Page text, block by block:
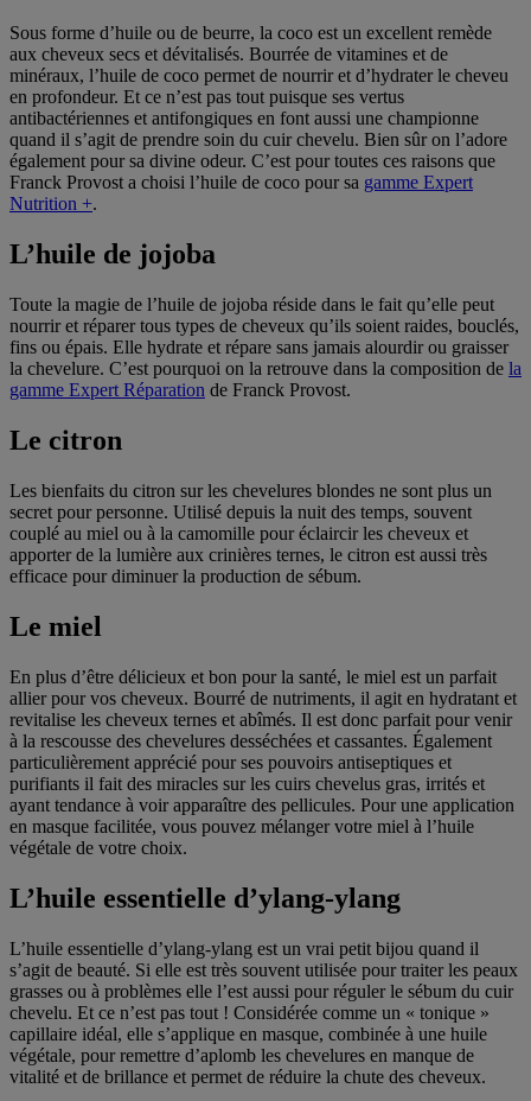
Sous forme d’huile ou de beurre, la coco est un excellent remède
aux cheveux secs et dévitalisés. Bourrée de vitamines et de
minéraux, l’huile de coco permet de nourrir et d’hydrater le cheveu
en profondeur. Et ce n’est pas tout puisque ses vertus
antibactériennes et antifongiques en font aussi une championne
quand il s’agit de prendre soin du cuir chevelu. Bien sûr on l’adore
également pour sa divine odeur. C’est pour toutes ces raisons que
Franck Provost a choisi l’huile de coco pour sa gamme Expert
Nutrition +.
L’huile de jojoba
Toute la magie de l’huile de jojoba réside dans le fait qu’elle peut
nourrir et réparer tous types de cheveux qu’ils soient raides, bouclés,
fins ou épais. Elle hydrate et répare sans jamais alourdir ou graisser
la chevelure. C’est pourquoi on la retrouve dans la composition de la
gamme Expert Réparation de Franck Provost.
Le citron
Les bienfaits du citron sur les chevelures blondes ne sont plus un
secret pour personne. Utilisé depuis la nuit des temps, souvent
couplé au miel ou à la camomille pour éclaircir les cheveux et
apporter de la lumière aux crinières ternes, le citron est aussi très
efficace pour diminuer la production de sébum.
Le miel
En plus d’être délicieux et bon pour la santé, le miel est un parfait
allier pour vos cheveux. Bourré de nutriments, il agit en hydratant et
revitalise les cheveux ternes et abîmés. Il est donc parfait pour venir
à la rescousse des chevelures desséchées et cassantes. Également
particulièrement apprécié pour ses pouvoirs antiseptiques et
purifiants il fait des miracles sur les cuirs chevelus gras, irrités et
ayant tendance à voir apparaître des pellicules. Pour une application
en masque facilitée, vous pouvez mélanger votre miel à l’huile
végétale de votre choix.
L’huile essentielle d’ylang-ylang
L’huile essentielle d’ylang-ylang est un vrai petit bijou quand il
s’agit de beauté. Si elle est très souvent utilisée pour traiter les peaux
grasses ou à problèmes elle l’est aussi pour réguler le sébum du cuir
chevelu. Et ce n’est pas tout ! Considérée comme un « tonique »
capillaire idéal, elle s’applique en masque, combinée à une huile
végétale, pour remettre d’aplomb les chevelures en manque de
vitalité et de brillance et permet de réduire la chute des cheveux.